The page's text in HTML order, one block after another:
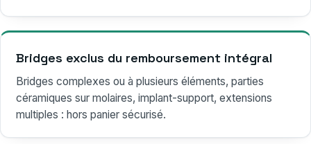
Bridges exclus du remboursement intégral
Bridges complexes ou à plusieurs éléments, parties
céramiques sur molaires, implant-support, extensions
multiples : hors panier sécurisé.